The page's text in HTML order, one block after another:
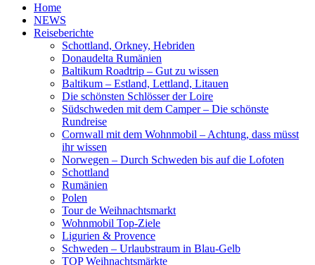
Home
NEWS
Reiseberichte
Schottland, Orkney, Hebriden
Donaudelta Rumänien
Baltikum Roadtrip – Gut zu wissen
Baltikum – Estland, Lettland, Litauen
Die schönsten Schlösser der Loire
Südschweden mit dem Camper – Die schönste
Rundreise
Cornwall mit dem Wohnmobil – Achtung, dass müsst
ihr wissen
Norwegen – Durch Schweden bis auf die Lofoten
Schottland
Rumänien
Polen
Tour de Weihnachtsmarkt
Wohnmobil Top-Ziele
Ligurien & Provence
Schweden – Urlaubstraum in Blau-Gelb
TOP Weihnachtsmärkte